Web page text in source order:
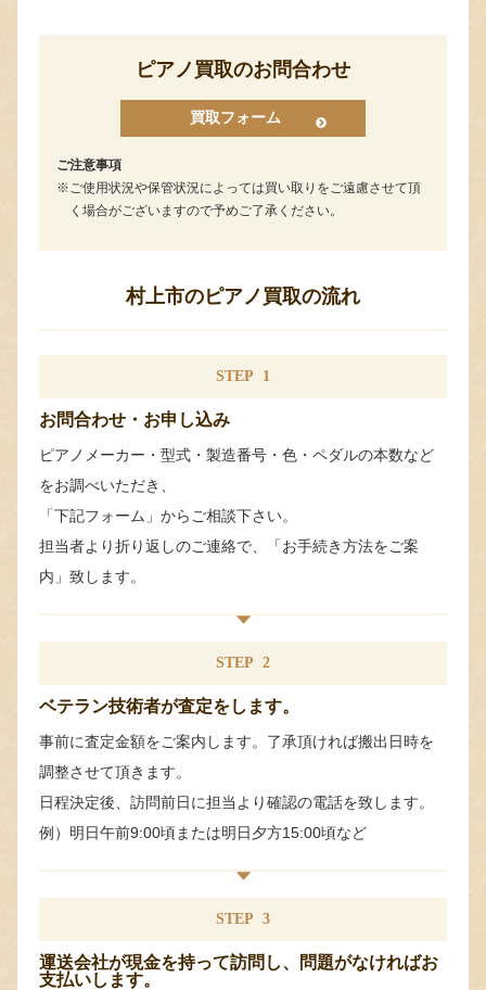
ピアノ買取のお問合わせ
買取フォーム
ご注意事項
ご使用状況や保管状況によっては買い取りをご遠慮させて頂
く場合がございますので予めご了承ください。
村上市のピアノ買取の流れ
STEP 1
お問合わせ・お申し込み
ピアノメーカー・型式・製造番号・色・ペダルの本数など
をお調べいただき、
「下記フォーム」からご相談下さい。
担当者より折り返しのご連絡で、「お手続き方法をご案
内」致します。
STEP 2
ベテラン技術者が査定をします。
事前に査定金額をご案内します。了承頂ければ搬出日時を
調整させて頂きます。
日程決定後、訪問前日に担当より確認の電話を致します。
例）明日午前9:00頃または明日夕方15:00頃など
STEP 3
運送会社が現金を持って訪問し、問題がなければお
支払いします。